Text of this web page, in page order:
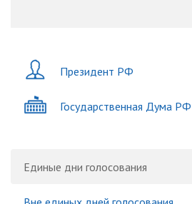
Президент РФ
Государственная Дума РФ
Единые дни голосования